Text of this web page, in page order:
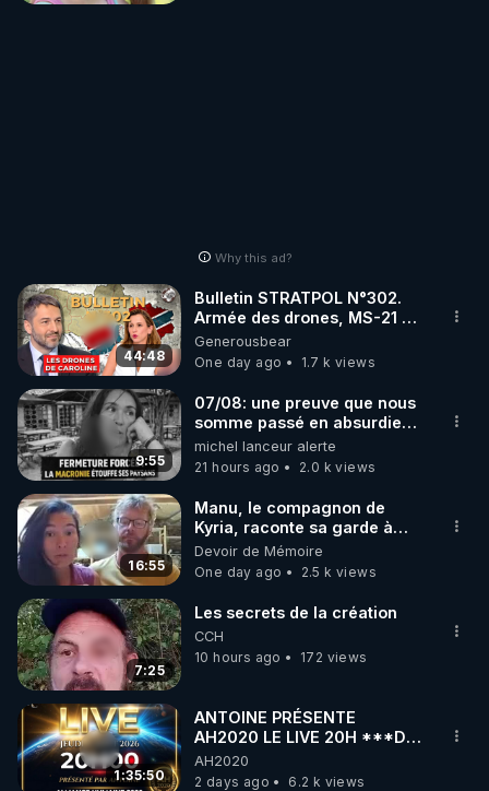
Why this ad?
44:48
Bulletin STRATPOL N°302.
Armée des drones, MS-21 en
série, missiles coréens.
07.08.2026.
Generousbear
One day ago
1.7 k views
9:55
07/08: une preuve que nous
somme passé en absurdie
une dictature qui veut faire
taire ses opposant !
michel lanceur alerte
21 hours ago
2.0 k views
16:55
Manu, le compagnon de
Kyria, raconte sa garde à
vue musclée. PARTAGEZ!
Devoir de Mémoire
One day ago
2.5 k views
7:25
Les secrets de la création
CCH
10 hours ago
172 views
1:35:50
ANTOINE PRÉSENTE
AH2020 LE LIVE 20H ***DU
06/08/2026***
AH2020
2 days ago
6.2 k views